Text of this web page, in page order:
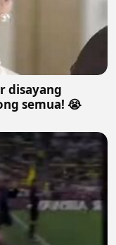
disayang
semua! 😭